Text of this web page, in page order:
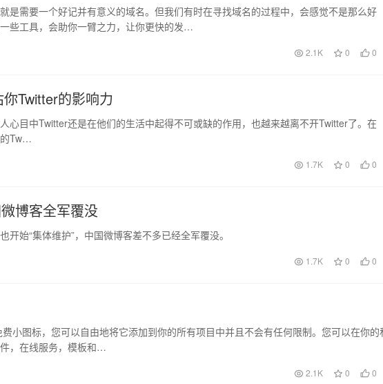
是需要一个好记并有意义的域名。但我们有时在寻找域名的过程中，会感觉不是那么好
些工具，会助你一臂之力，让你更快的发…
2.1K 0 0
Twitter的影响力
心目中Twitter还是在他们的生活中起得不可或缺的作用，也越来越离不开Twitter了。在
Tw…
1.7K 0 0
博客全军覆没
始“集体维护”，中国微博客差不多已经全军覆没。
1.7K 0 0
小图标，您可以自由地将它添加到你的所有项目中并且不会有任何限制。您可以在你的
，在线服务，模板和…
2.1K 0 0